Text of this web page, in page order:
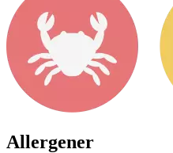
Allergener